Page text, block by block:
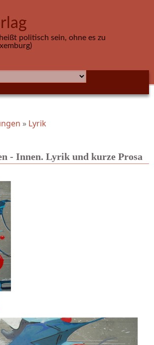
politisch sein, ohne es zu
» Lyrik
- Innen. Lyrik und kurze Prosa